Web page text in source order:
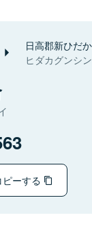
日高郡新ひだ
ヒダカグンシ
ーする